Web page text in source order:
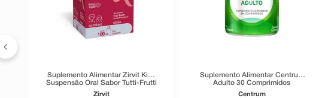
Suplemento Alimentar Zirvit Kids
Suspensão Oral Sabor Tutti-Frutti
100ml
Zirvit
Suplemento Alimentar Centrum
Adulto 30 Comprimidos
Centrum